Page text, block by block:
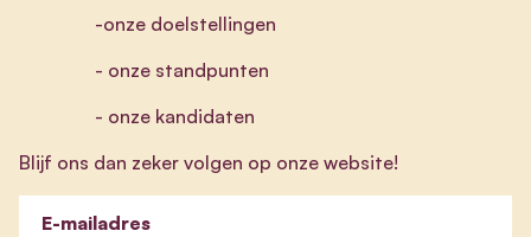
-onze doelstellingen
- onze standpunten
- onze kandidaten
Blijf ons dan zeker volgen op onze website!
E-mailadres